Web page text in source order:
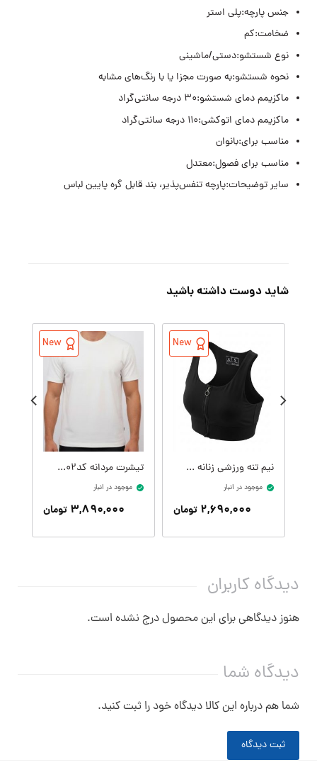
جنس پارچه:پلی استر
ضخامت:کم
نوع شستشو:دستی/ماشینی
نحوه شستشو:به صورت مجزا یا با رنگ‌های مشابه
ماکزیمم دمای شستشو:۳۰ درجه سانتی‌گراد
ماکزیمم دمای اتوکشی:۱۱۰ درجه سانتی‌گراد
مناسب برای:بانوان
مناسب برای فصول:معتدل
سایر توضیحات:پارچه تنفس‌پذیر، بند قابل گره پایین لباس
شاید دوست داشته باشید
New
نیم تنه ورزشی زنانه کدW09399-001
موجود در انبار
۲,۶۹۰,۰۰۰ تومان
New
تیشرت مردانه کدM09414-002
موجود در انبار
۳,۸۹۰,۰۰۰ تومان
دیدگاه کاربران
هنوز دیدگاهی برای این محصول درج نشده است.
دیدگاه شما
شما هم درباره این کالا دیدگاه خود را ثبت کنید.
ثبت دیدگاه